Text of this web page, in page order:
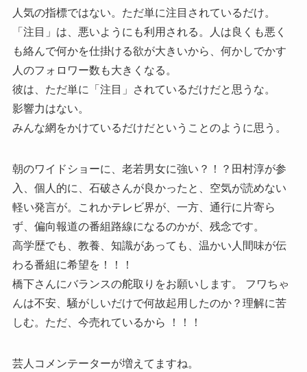
人気の指標ではない。ただ単に注目されているだけ。
「注目」は、悪いようにも利用される。人は良くも悪く
も絡んで何かを仕掛ける欲が大きいから、何かしでかす
人のフォロワー数も大きくなる。
彼は、ただ単に「注目」されているだけだと思うな。
影響力はない。
みんな網をかけているだけだということのように思う。
朝のワイドショーに、老若男女に強い？！？田村淳が参
入、個人的に、石破さんが良かったと、空気が読めない
軽い発言が。これかテレビ界が、一方、通行に片寄ら
ず、偏向報道の番組路線になるのかが、残念です。
高学歴でも、教養、知識があっても、温かい人間味が伝
わる番組に希望を！！！
橋下さんにバランスの舵取りをお願いします。 フワちゃ
んは不安、騒がしいだけで何故起用したのか？理解に苦
しむ。ただ、今売れているから ！！！
芸人コメンテーターが増えてますね。